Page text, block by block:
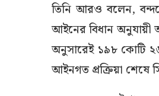
তিনি আরও বলেন,
আইনের বিধান অনুযায়ী
অনুসারেই ১৯৮ কোটি
আইনগত প্রক্রিয়া শেষে